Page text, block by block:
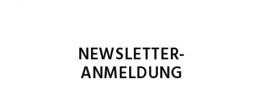
NEWSLETTER-
ANMELDUNG